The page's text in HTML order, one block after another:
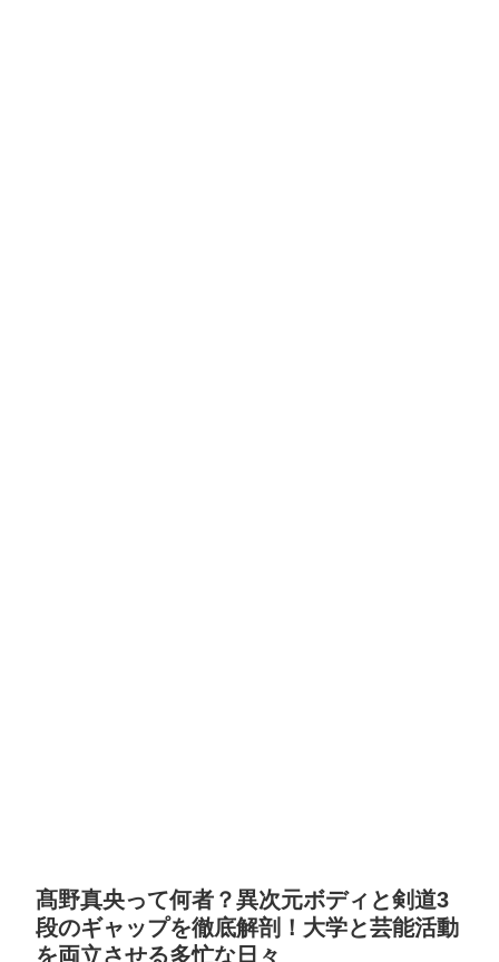
髙野真央って何者？異次元ボディと剣道3
段のギャップを徹底解剖！大学と芸能活動
を両立させる多忙な日々